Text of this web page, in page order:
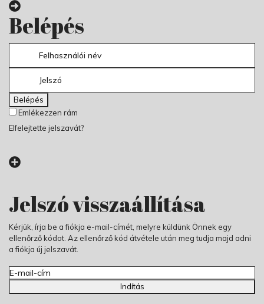
Belépés
Belépés
Emlékezzen rám
Elfelejtette jelszavát?
Jelszó visszaállítása
Kérjük, írja be a fiókja e-mail-címét, melyre küldünk Önnek egy
ellenőrző kódot. Az ellenőrző kód átvétele után meg tudja majd adni
a fiókja új jelszavát.
Indítás